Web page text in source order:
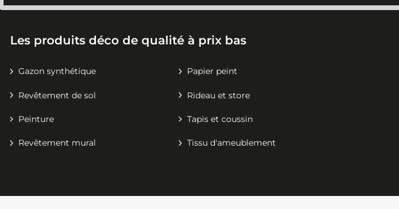
Les produits déco de qualité à prix bas
Gazon synthétique Papier peint
Revêtement de sol Rideau et store
Peinture Tapis et coussin
Revêtement mural Tissu d'ameublement